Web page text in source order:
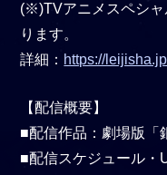
(※)TVアニメスペシャ
ります。
詳細： https://
【配信概要】
■配信作品：劇場版「
■配信スケジュール・